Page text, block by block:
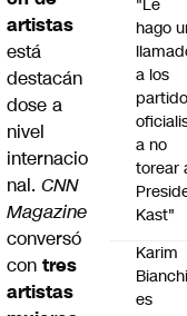
artistas
está
destacán
dose a
nivel
internacio
nal. CNN
Magazine
conversó
con tres
artistas
"Le
hago
a los
a no
torear
Kast"
Karim
Bianchi
es